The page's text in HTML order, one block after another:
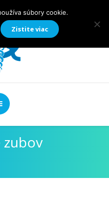
zubov
súbory cookie.
Zistite viac